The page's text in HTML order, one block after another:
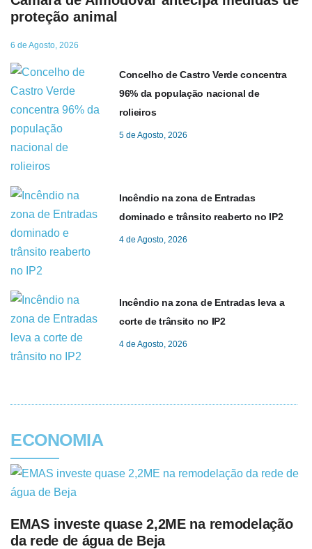
proteção animal
6 de Agosto, 2026
Concelho de Castro Verde concentra
96% da população nacional de
rolieiros
5 de Agosto, 2026
Incêndio na zona de Entradas
dominado e trânsito reaberto no IP2
4 de Agosto, 2026
Incêndio na zona de Entradas leva a
corte de trânsito no IP2
4 de Agosto, 2026
ECONOMIA
EMAS investe quase 2,2ME na remodelação
da rede de água de Beja